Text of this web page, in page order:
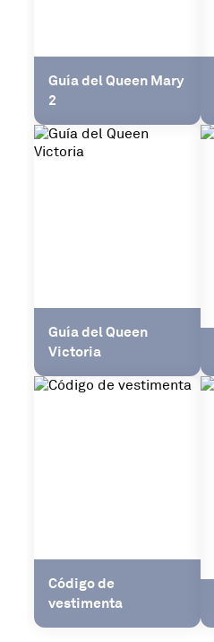
Guía del Queen Mary
2
Guía del Queen
Victoria
Código de
vestimenta